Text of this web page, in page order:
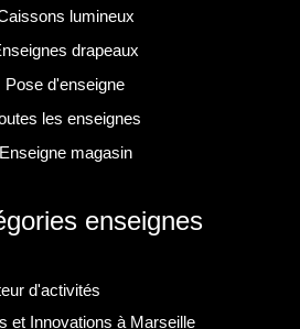
lumineux
drapeaux
Pose d'enseigne
les enseignes
Enseigne magasin
enseignes
d'activités
et Innovations à Marseille